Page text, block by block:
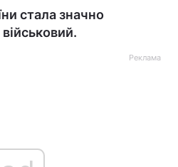
стала значно
Реклама